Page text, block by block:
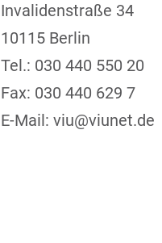
Invalidenstraße 34
10115 Berlin
Tel.: 030 440 550 20
Fax: 030 440 629 7
E-Mail: viu@viunet.de